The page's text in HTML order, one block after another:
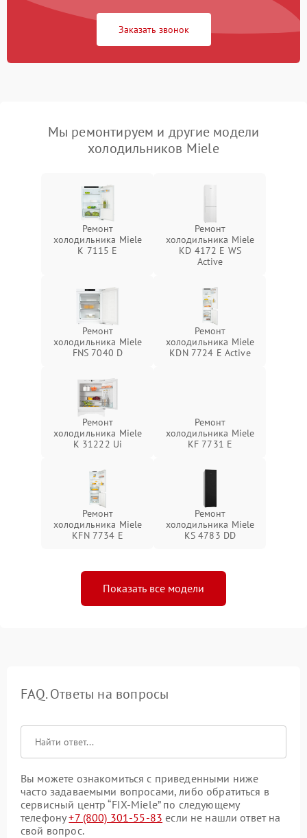
Заказать звонок
Мы ремонтируем и другие модели
холодильников Miele
Ремонт
холодильника Miele
K 7115 E
Ремонт
холодильника Miele
KD 4172 E WS
Active
Ремонт
холодильника Miele
FNS 7040 D
Ремонт
холодильника Miele
KDN 7724 E Active
Ремонт
холодильника Miele
K 31222 Ui
Ремонт
холодильника Miele
KF 7731 E
Ремонт
холодильника Miele
KFN 7734 E
Ремонт
холодильника Miele
KS 4783 DD
Показать все модели
FAQ. Ответы на вопросы
Вы можете ознакомиться с приведенными ниже
часто задаваемыми вопросами, либо обратиться в
сервисный центр “FIX-Miele” по следующему
телефону+7 (800) 301-55-83 если не нашли ответ на
свой вопрос.